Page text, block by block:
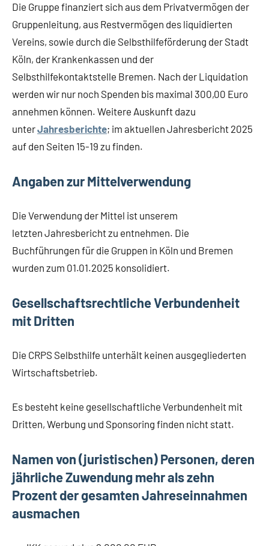
Die Gruppe finanziert sich aus dem Privatvermögen der
Gruppenleitung, aus Restvermögen des liquidierten
Vereins, sowie durch die Selbsthilfeförderung der Stadt
Köln, der Krankenkassen und der
Selbsthilfekontaktstelle Bremen. Nach der Liquidation
werden wir nur noch Spenden bis maximal 300,00 Euro
annehmen können. Weitere Auskunft dazu
unterJahresberichte; im aktuellen Jahresbericht 2025
auf den Seiten 15-19 zu finden.
Angaben zur Mittelverwendung
Die Verwendung der Mittel ist unserem
letzten Jahresbericht zu entnehmen. Die
Buchführungen für die Gruppen in Köln und Bremen
wurden zum 01.01.2025 konsolidiert.
Gesellschaftsrechtliche Verbundenheit
mit Dritten
Die CRPS Selbsthilfe unterhält keinen ausgegliederten
Wirtschaftsbetrieb.
Es besteht keine gesellschaftliche Verbundenheit mit
Dritten, Werbung und Sponsoring finden nicht statt.
Namen von (juristischen) Personen, deren
jährliche Zuwendung mehr als zehn
Prozent der gesamten Jahreseinnahmen
ausmachen